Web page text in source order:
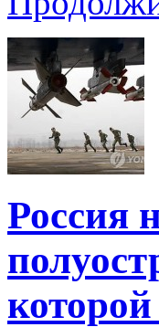
Россия
которой